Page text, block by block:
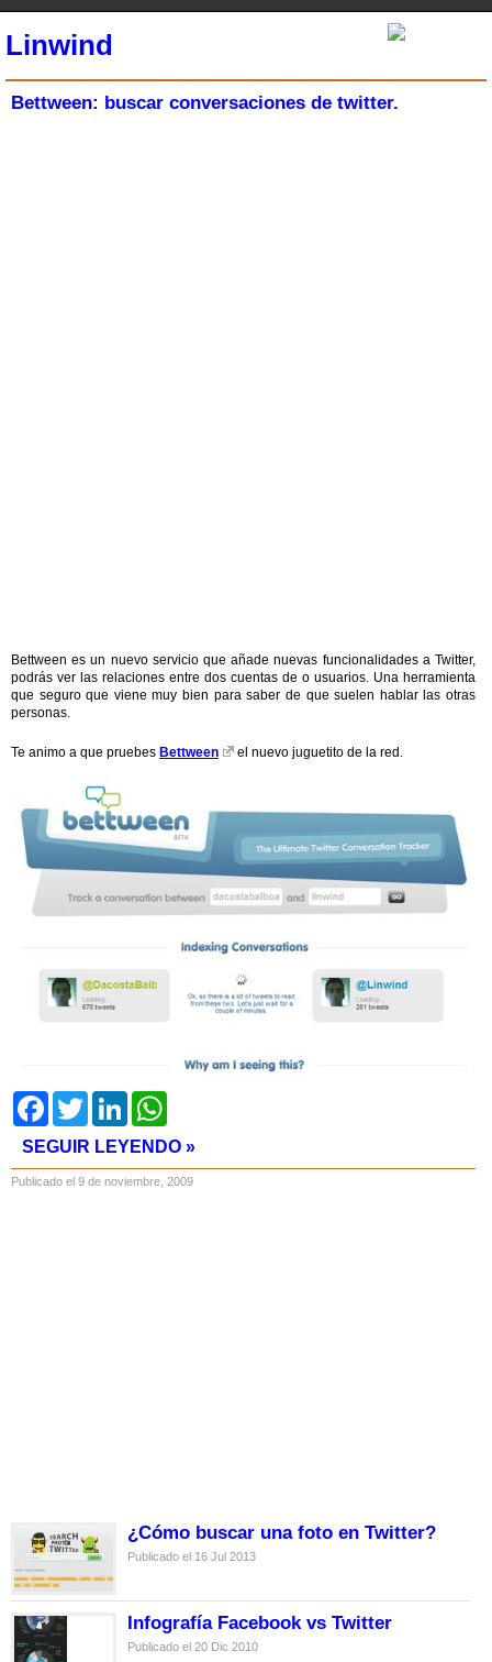
Linwind
Bettween: buscar conversaciones de twitter.
Bettween es un nuevo servicio que añade nuevas funcionalidades a Twitter,
podrás ver las relaciones entre dos cuentas de o usuarios. Una herramienta
que seguro que viene muy bien para saber de que suelen hablar las otras
personas.
Te animo a que pruebes Bettween el nuevo juguetito de la red.
FacebookTwitter LinkedIn
SEGUIR LEYENDO »
Publicado el 9 de noviembre, 2009
¿Cómo buscar una foto en Twitter?
Publicado el 16 Jul 2013
Infografía Facebook vs Twitter
Publicado el 20 Dic 2010